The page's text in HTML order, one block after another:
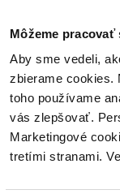
Môžeme
Aby sme vedeli,
zbierame cookies.
toho používame
vás zlepšovať.
Marketingové
tretími stranami.
Poukážky